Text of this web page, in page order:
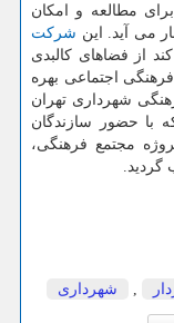
مطالعه و امكان
می آید. این شركت
از فضاهای كالبدی
اجتماعی بهره
شهرداری تهران
با حضور سازندگان
مجتمع فرهنگی،
, شهرداری